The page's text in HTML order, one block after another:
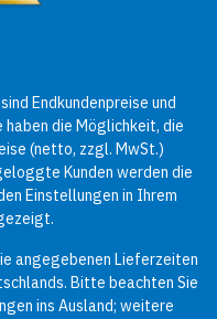
Endkundenpreise und
die Möglichkeit, die
(netto, zzgl. MwSt.)
Kunden werden die
Einstellungen in Ihrem
angegebenen Lieferzeiten
Bitte beachten Sie
ins Ausland; weitere